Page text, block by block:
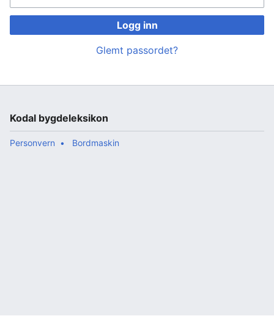
Logg inn
Glemt passordet?
Kodal bygdeleksikon
Personvern Bordmaskin